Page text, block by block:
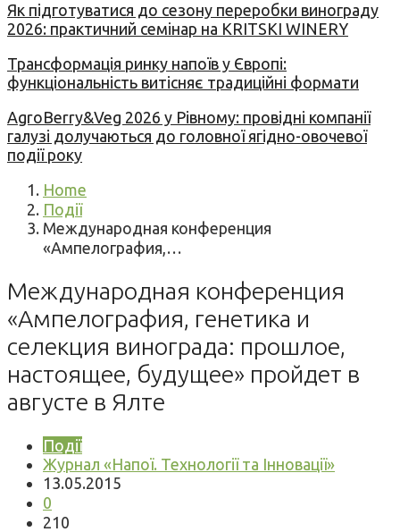
Як підготуватися до сезону переробки винограду
2026: практичний семінар на KRITSKI WINERY
Трансформація ринку напоїв у Європі:
функціональність витісняє традиційні формати
AgroBerry&Veg 2026 у Рівному: провідні компанії
галузі долучаються до головної ягідно-овочевої
події року
Home
Події
Международная конференция
«Ампелография,…
Международная конференция
«Ампелография, генетика и
селекция винограда: прошлое,
настоящее, будущее» пройдет в
августе в Ялте
Події
Журнал «Напої. Технології та Інновації»
13.05.2015
0
210